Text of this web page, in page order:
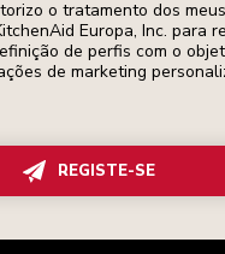
o tratamento dos
Europa, Inc. para
de perfis com o
de marketing
REGISTE-SE